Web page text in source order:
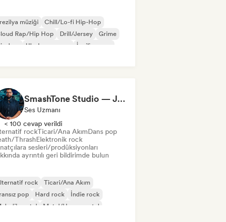
müziği
Chill/Lo-fi Hip-Hop
Rap/Hip Hop
Drill/Jersey
Grime
hop
Uluslararası rap İngilizce rap
SmashTone Studio — Julien Meirone
Ses Uzmanı
< 100 cevap verildi
rockTicari/Ana AkımDans pop
ThrashElektronik rock
sesleri/prodüksiyonları
ayrıntılı geri bildirimde bulun
rock
Ticari/Ana Akım
pop
Hard rock
İndie rock
metal
Metal/Heavy metal